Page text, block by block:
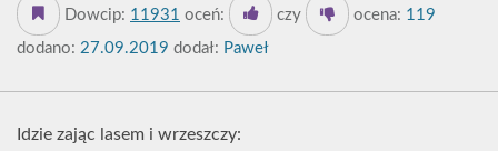
Dowcip: 11931 oceń: czy ocena: 119
dodano: 27.09.2019 dodał: Paweł
Idzie zając lasem i wrzeszczy: